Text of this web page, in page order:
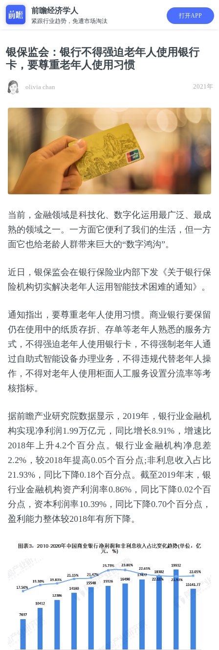
前瞻经济学人
紧跟行业趋势，免遭市场淘汰
打开APP
银保监会：银行不得强迫老年人使用银行
卡，要尊重老年人使用习惯
olivia chan 2021年
当前，金融领域是科技化、数字化运用最广泛、最成
熟的领域之一。一方面它便利了我们的生活，但一方
面它也给老龄人群带来巨大的“数字鸿沟”。
近日，银保监会在银行保险业内部下发《关于银行保
险机构切实解决老年人运用智能技术困难的通知》。
通知指出，要尊重老年人使用习惯。商业银行要保留
仍在使用中的纸质存折、存单等老年人熟悉的服务方
式，不得强迫老年人使用银行卡，不得强制老年人通
过自助式智能设备办理业务，不得违规代替老年人操
作，不得对老年人使用柜面人工服务设置分流率等考
核指标。
据前瞻产业研究院数据显示，2019年，银行业金融机
构实现净利润1.99万亿元，同比增长8.91%，增速比
2018年上升4.2个百分点。银行业金融机构净息差
2.2%，较2018年提高0.05个百分点;非利息收入占比
21.93%，同比下降0.18个百分点。截至2019年末，银
行业金融机构资产利润率0.86%，同比下降0.02个百
分点，资本利润率10.39%，同比下降0.70个百分点，
盈利能力整体较2018年有所下降。